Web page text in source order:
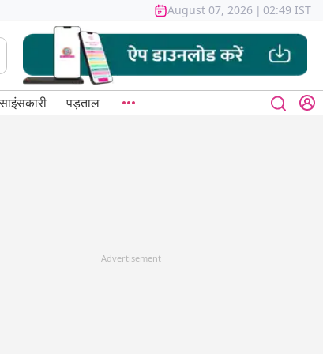
August 07, 2026 | 02:49 IST
पड़ताल
Advertisement